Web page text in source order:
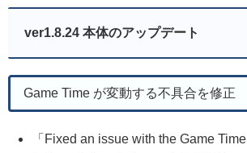
ver1.8.24 本体のアップデート
Game Time が変動する不具合を修正
Fixed an issue with the Game